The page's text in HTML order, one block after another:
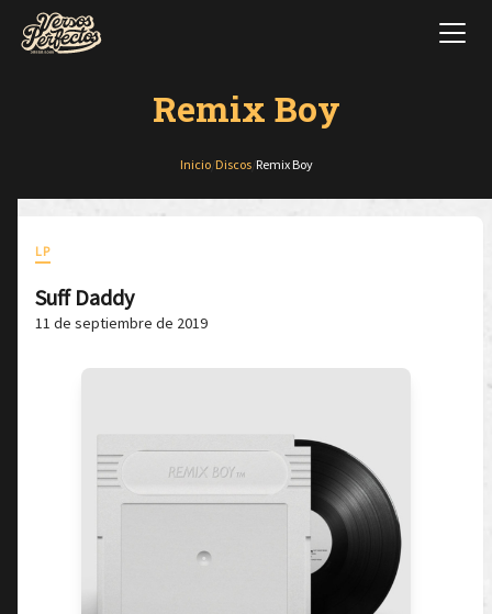
Remix Boy
Inicio/ Discos/ Remix Boy
LP
Suff Daddy
11 de septiembre de 2019